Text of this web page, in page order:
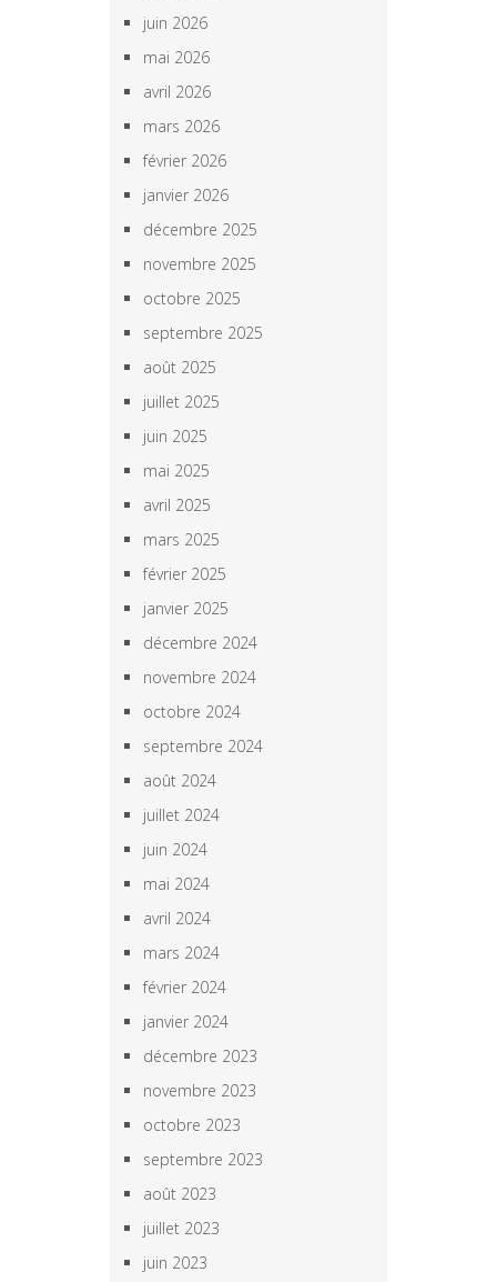
juin 2026
mai 2026
avril 2026
mars 2026
février 2026
janvier 2026
décembre 2025
novembre 2025
octobre 2025
septembre 2025
août 2025
juillet 2025
juin 2025
mai 2025
avril 2025
mars 2025
février 2025
janvier 2025
décembre 2024
novembre 2024
octobre 2024
septembre 2024
août 2024
juillet 2024
juin 2024
mai 2024
avril 2024
mars 2024
février 2024
janvier 2024
décembre 2023
novembre 2023
octobre 2023
septembre 2023
août 2023
juillet 2023
juin 2023